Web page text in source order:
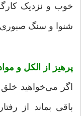
خوب و نزدیک
شنوا و سنگ صبوری
پرهیز از الکل و
اگر می‌خواهید
باقی بماند از